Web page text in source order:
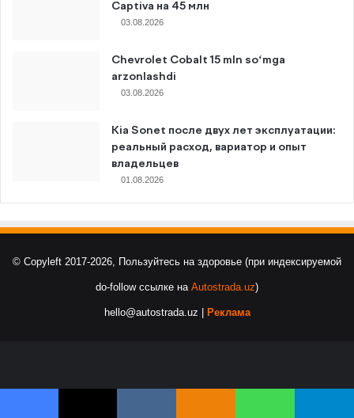
Captiva на 45 млн
03.08.2026
Chevrolet Cobalt 15 mln so‘mga
arzonlashdi
03.08.2026
Kia Sonet после двух лет эксплуатации:
реальный расход, вариатор и опыт
владельцев
01.08.2026
© Copyleft 2017-2026, Пользуйтесь на здоровье (при индексируемой
do-follow ссылке на Autostrada.uz)
hello@autostrada.uz | Реклама